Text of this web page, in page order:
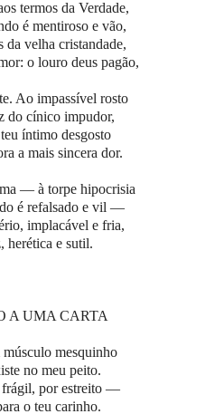
termos da Verdade,
é mentiroso e vão,
da velha cristandade,
o louro deus pagão,
Ao impassível rosto
do cínico impudor,
íntimo desgosto
a mais sincera dor.
— à torpe hipocrisia
é refalsado e vil —
implacável e fria,
herética e sutil.
A UMA CARTA
mesquinho
no meu peito.
frágil, por estreito —
o teu carinho.